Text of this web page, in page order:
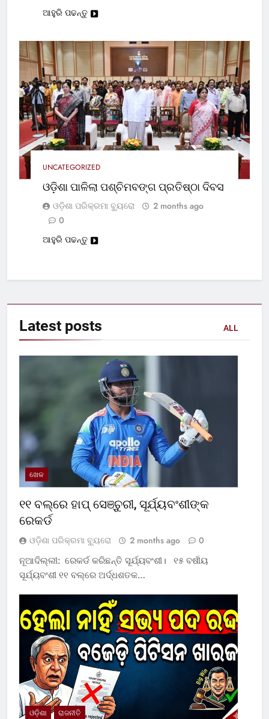
ଆହୁରି ପଢନ୍ତୁ
UNCATEGORIZED
ଓଡ଼ିଶା ପାଳିଲା ପଶ୍ଚିମବଙ୍ଗ ପ୍ରତିଷ୍ଠା ଦିବସ
ଓଡ଼ିଶା ପରିକ୍ରମା ବ୍ୟୁରୋ
2 months ago
0
ଆହୁରି ପଢନ୍ତୁ
Latest posts ALL
ଖେଳ
୧୧ ବଲ୍‌ରେ ହାପ୍ ସେଞ୍ଚୁରୀ, ସୂର୍ଯ୍ୟବଂଶୀଙ୍କ
ରେକର୍ଡ
ଓଡ଼ିଶା ପରିକ୍ରମା ବ୍ୟୁରୋ 2 months ago 0
ନୂଆଦିଲ୍ଲୀ: ରେକର୍ଡ କରିଛନ୍ତି ସୂର୍ଯ୍ୟବଂଶୀ। ୧୫ ବର୍ଷୀୟ
ସୂର୍ଯ୍ୟବଂଶୀ ୧୧ ବଲ୍‌ରେ ଅର୍ଦ୍ଧଶତକ…
ଓଡ଼ିଶା ରାଜନୀତି